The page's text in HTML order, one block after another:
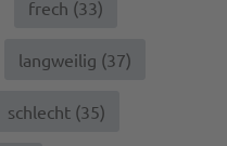
frech (33)
langweilig (37)
schlecht (35)